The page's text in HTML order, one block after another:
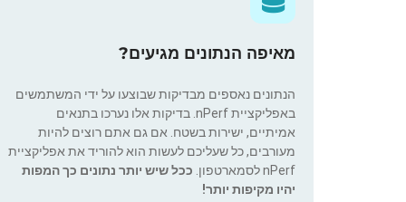
מאיפה הנתונים מגיעים?
הנתונים נאספים מבדיקות שבוצעו על ידי המשתמשים
באפליקציית nPerf. בדיקות אלו נערכו בתנאים
אמיתיים, ישירות בשטח. אם גם אתם רוצים להיות
מעורבים, כל שעליכם לעשות הוא להוריד את אפליקציית
nPerf לסמארטפון.
ככל שיש יותר נתונים כך המפות
יהיו מקיפות יותר!